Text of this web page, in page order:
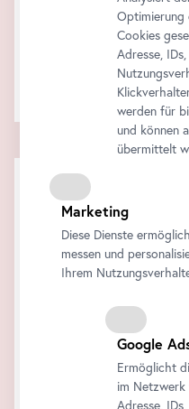
Support & Feedback
Wie können wir behilflich
Kontaktieren Sie uns!
Optimierung
Cookies
Adresse,
werden für
und können
übermittelt
Marketing
Diese Dienste
messen und
Ihrem
Google
Ermöglicht
im Netzwerk
Adresse,